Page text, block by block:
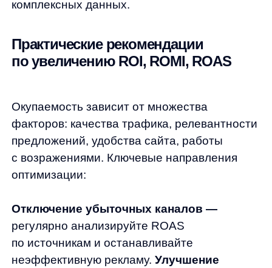
помогающий интернет-магазинам
Any решают ключевые задачи онлайн-
ритейла:
результаты поиска до 3%, автоматически
подбирает релевантные фильтры, понимает
синонимы и опечатки. Результат — рост
конверсии до 30% и увеличение CTR
на 400%. К примеру, Ценалом увеличил
выручкус умного поиска в 3 раза
AI товарные рекомендациианализируют
поведение каждого пользователя
и предлагают персональные товары
в режиме реального времени. Система
обучается на миллионах взаимодействий,